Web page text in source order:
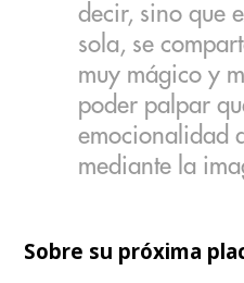
decir, sino que
sola, se
muy mágico y
poder palpar
emocionalidad
mediante la
Sobre su próxima